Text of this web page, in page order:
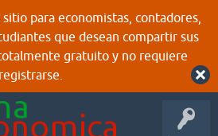
para economistas, contadores,
que desean compartir sus
gratuito y no requiere
registrarse.